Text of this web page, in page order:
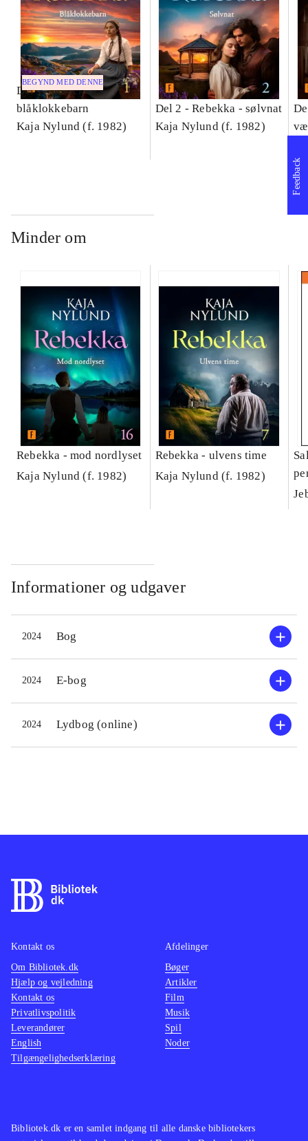
BEGYND MED DENNE
Del 1 -Rebekka -
blåklokkebarn
Kaja Nylund (f. 1982)
Del 2 -Rebekka - sølvnat
Kaja Nylund (f. 1982)
Minder om
Rebekka - mod nordlyset
Kaja Nylund (f. 1982)
Rebekka - ulvens time
Kaja Nylund (f. 1982)
Informationer og udgaver
2024 Bog
2024 E-bog
2024 Lydbog (online)
Feedback
Bibliotek.dk er en samlet indgang til alle danske bibliotekers
Kontakt os
Om Bibliotek.dk
Hjælp og vejledning
Kontakt os
Privatlivspolitik
Leverandører
English
Tilgængelighedserklæring
Afdelinger
Bøger
Artikler
Film
Musik
Spil
Noder